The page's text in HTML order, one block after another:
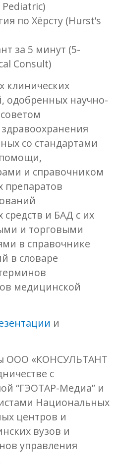
по Хёрсту (Hurst’s
за 5 минут (5-
Consult)
клинических
одобренных научно-
со стандартами
и справочником
препаратов
средств и БАД с их
и торговыми
в справочнике
в словаре
медицинской
и
ООО «КОНСУЛЬТАНТ
с
“ГЭОТАР-Медиа” и
Национальных
центров и
вузов и
управления